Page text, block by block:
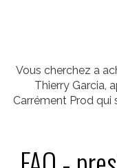
Vous cherchez a
Thierry Garcia,
Carrément Prod